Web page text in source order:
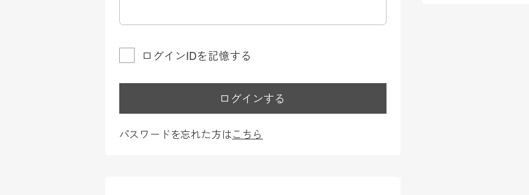
ログインIDを記憶する
ログインする
パスワードを忘れた方はこちら